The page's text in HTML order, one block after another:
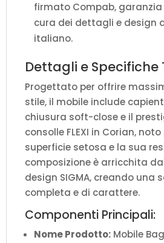
firmato Compab, garanzia
cura dei dettagli e design
italiano.
Dettagli e Specifiche
Progettato per offrire
stile, il mobile include
chiusura soft-close e il
consolle FLEXI in Corian,
superficie setosa e la sua
composizione è arricchita
design SIGMA, creando una
completa e di carattere.
Componenti Principali:
Nome Prodotto: Mobile